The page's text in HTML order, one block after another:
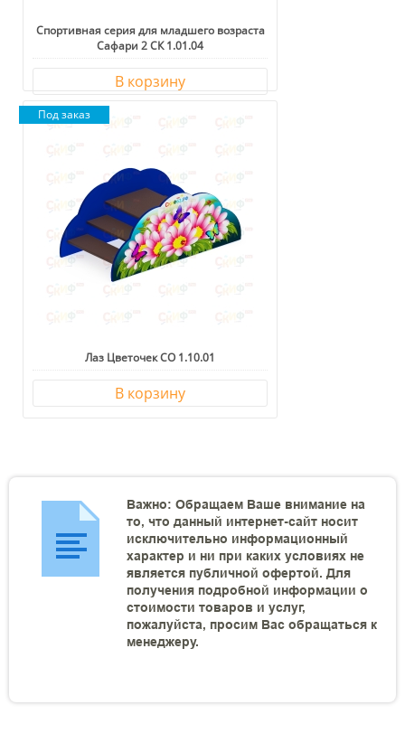
Спортивная серия для младшего возраста
Сафари 2 СК 1.01.04
В корзину
Под заказ
Лаз Цветочек ​​​​​​​СО 1.10.01
В корзину
Важно: Обращаем Ваше внимание на
то, что данный интернет-сайт носит
исключительно информационный
характер и ни при каких условиях не
является публичной офертой. Для
получения подробной информации о
стоимости товаров и услуг,
пожалуйста, просим Вас обращаться к
менеджеру.